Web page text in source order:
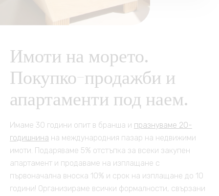
Други услуги
Автомобили под наем
Почивка на морето
Пътувания, събития,
култура
Česky
Polski
Français
Slovensky
Русский
Контакт
Имоти на морето.
Покупко-продажби и
апартаменти под наем.
Имаме 30 години опит в бранша и празнуваме 20-
годишнина на международния пазар на недвижими
имоти. Подаряваме 5% отстъпка за всеки закупен
апартамент и продаваме на изплащане с
първоначална вноска 10% и срок на изплащане до 10
години! Организираме всички формалности, свързани